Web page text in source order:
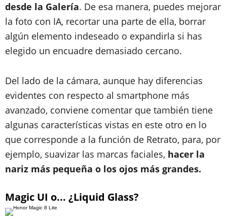
desde la Galería. De esa manera, puedes mejorar
la foto con IA, recortar una parte de ella, borrar
algún elemento indeseado o expandirla si has
elegido un encuadre demasiado cercano.
Del lado de la cámara, aunque hay diferencias
evidentes con respecto al smartphone más
avanzado, conviene comentar que también tiene
algunas características vistas en este otro en lo
que corresponde a la función de Retrato, para, por
ejemplo, suavizar las marcas faciales, hacer la
nariz más pequeña o los ojos más grandes.
Magic UI o... ¿Liquid Glass?